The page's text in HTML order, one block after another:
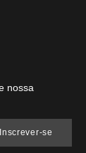
nossa
Inscrever-se